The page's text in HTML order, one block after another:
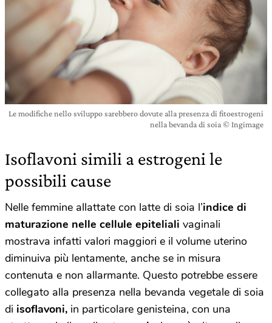
Le modifiche nello sviluppo sarebbero dovute alla presenza di fitoestrogeni
nella bevanda di soia © Ingimage
Isoflavoni simili a estrogeni le
possibili cause
Nelle femmine allattate con latte di soia l’indice di
maturazione nelle cellule epiteliali vaginali
mostrava infatti valori maggiori e il volume uterino
diminuiva più lentamente, anche se in misura
contenuta e non allarmante. Questo potrebbe essere
collegato alla presenza nella bevanda vegetale di soia
di isoflavoni, in particolare genisteina, con una